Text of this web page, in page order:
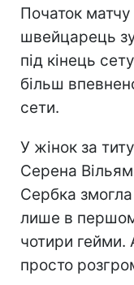
Початок матчу
швейцарець
під кінець
більш
сети.
У жінок за
Серена
Сербка
лише в
чотири гейми.
просто